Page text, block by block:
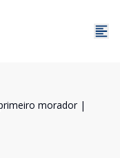
morador |